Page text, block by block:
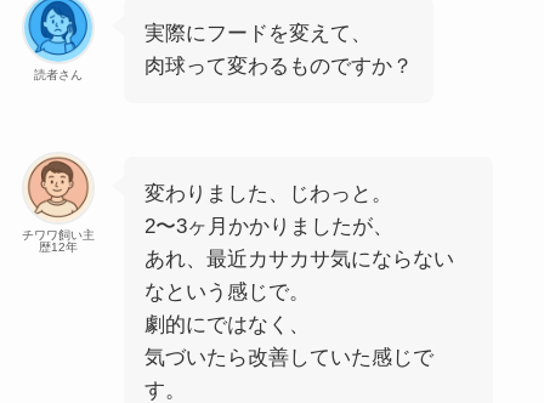
読者さん
実際にフードを変えて、
肉球って変わるものですか？
チワワ飼い主
歴12年
変わりました、じわっと。
2〜3ヶ月かかりましたが、
あれ、最近カサカサ気にならない
なという感じで。
劇的にではなく、
気づいたら改善していた感じで
す。